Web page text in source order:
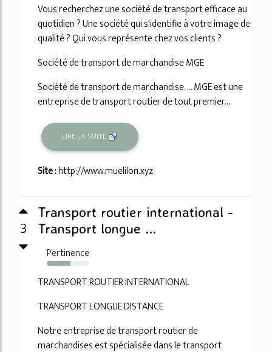
Vous recherchez une société de transport efficace au
quotidien ? Une société qui s'identifie à votre image de
qualité ? Qui vous représente chez vos clients ?
Société de transport de marchandise MGE
Société de transport de marchandise. ... MGE est une
entreprise de transport routier de tout premier...
LIRE LA SUITE
Site :http://www.muelilon.xyz
3
Transport routier international -
Transport longue ...
Pertinence
55%
TRANSPORT ROUTIER INTERNATIONAL
TRANSPORT LONGUE DISTANCE
Notre entreprise de transport routier de
marchandises est spécialisée dans le transport